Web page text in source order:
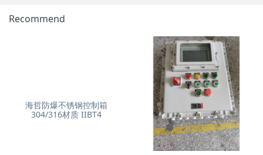
Recommend
海哲防爆不锈钢控制箱
304/316材质 IIBT4